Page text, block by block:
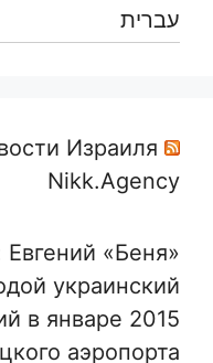
עברית
Израиля
Nikk.Agency
«Беня»
украинский
в январе 2015
аэропорта